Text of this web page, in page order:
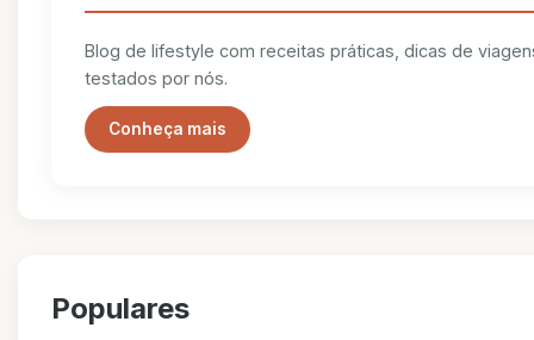
Blog de lifestyle com receitas práticas, dicas de
testados por nós.
Conheça mais
Populares